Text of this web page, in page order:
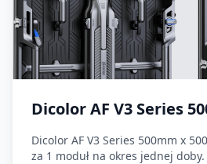
Dicolor AF V3 Series
Dicolor AF V3 Series 500mm x
za 1 moduł na okres jednej doby.